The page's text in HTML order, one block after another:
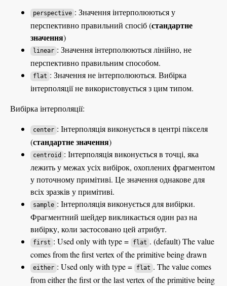
perspective : Значення інтерполюються у
перспективно правильний спосіб (стандартне
значення)
linear : Значення інтерполюються лінійно, не
перспективно правильним способом.
flat : Значення не інтерполюються. Вибірка
інтерполяції не використовується з цим типом.
Вибірка інтерполяції:
center : Інтерполяція виконується в центрі пікселя
(стандартне значення)
centroid : Інтерполяція виконується в точці, яка
лежить у межах усіх вибірок, охоплених фрагментом
у поточному примітиві. Це значення однакове для
всіх зразків у примітиві.
sample : Інтерполяція виконується для вибірки.
Фрагментний шейдер викликається один раз на
вибірку, коли застосовано цей атрибут.
first : Used only with type = flat . (default) The value
comes from the first vertex of the primitive being drawn
either : Used only with type = flat . The value comes
from either the first or the last vertex of the primitive being